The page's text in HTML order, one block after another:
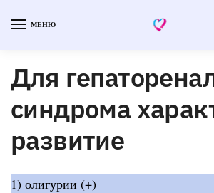
МЕНЮ
Для
синдрома
развитие
1) олигурии (+)